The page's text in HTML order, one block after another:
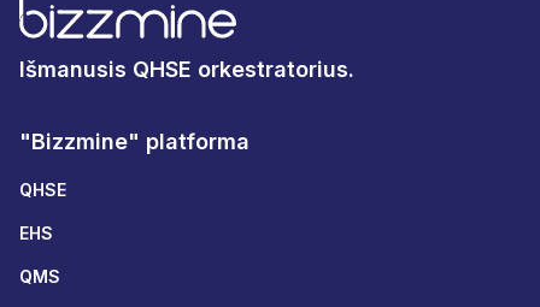
Išmanusis QHSE orkestratorius.
"Bizzmine" platforma
QHSE
EHS
QMS